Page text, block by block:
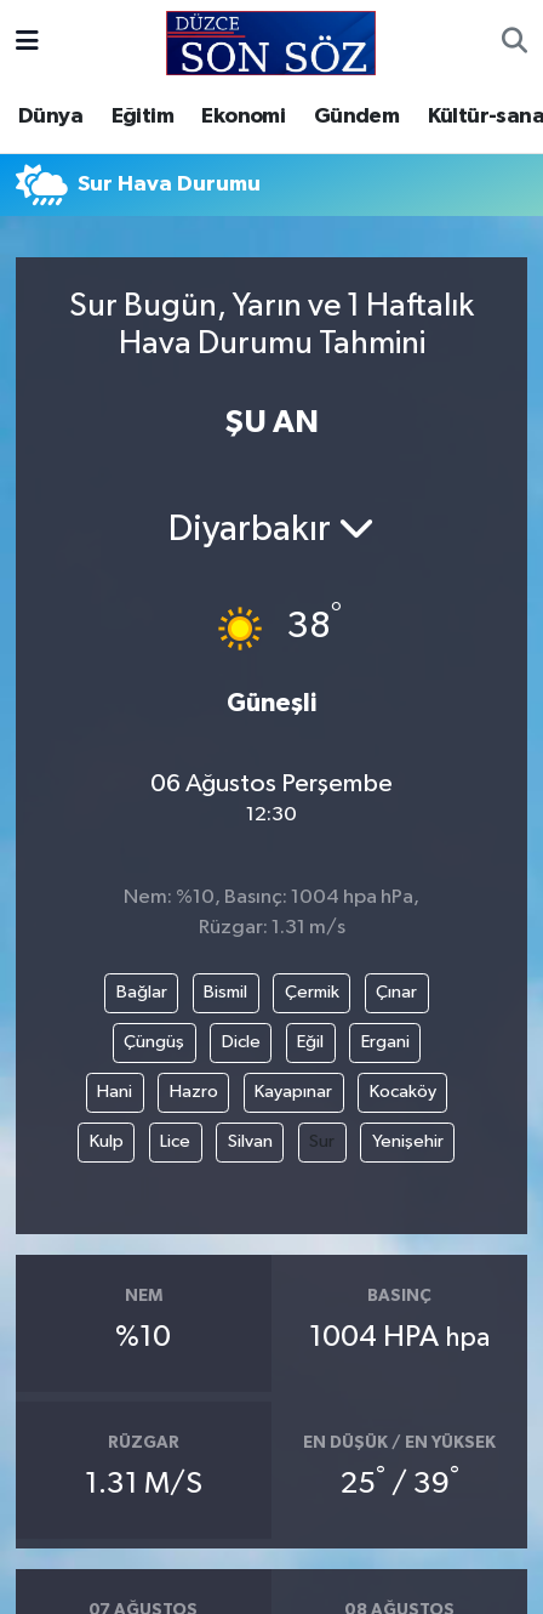
Dünya Eğitim Ekonomi Gündem Kültür-
Sur Hava Durumu
Sur Bugün, Yarın ve 1 Haftalık
Hava Durumu Tahmini
ŞU AN
Diyarbakır
38°
Güneşli
06 Ağustos Perşembe
12:30
Nem: %10, Basınç: 1004 hpa hPa,
Rüzgar: 1.31 m/s
Bağlar Bismil Çermik Çınar
Çüngüş Dicle Eğil Ergani
Hani Hazro Kayapınar Kocaköy
Kulp Lice Silvan Sur Yenişehir
NEM
%10
BASINÇ
1004 HPA hpa
RÜZGAR
1.31 M/S
EN DÜŞÜK / EN YÜKSEK
25° / 39°
07 AĞUSTOS 08 AĞUSTOS
Gizlilik Sözleşmesi
İletişim
Video Galeri
Akçakoca Hava Durumu
Akçakoca Trafik Yoğunluk Haritası
Tüm Manşetler